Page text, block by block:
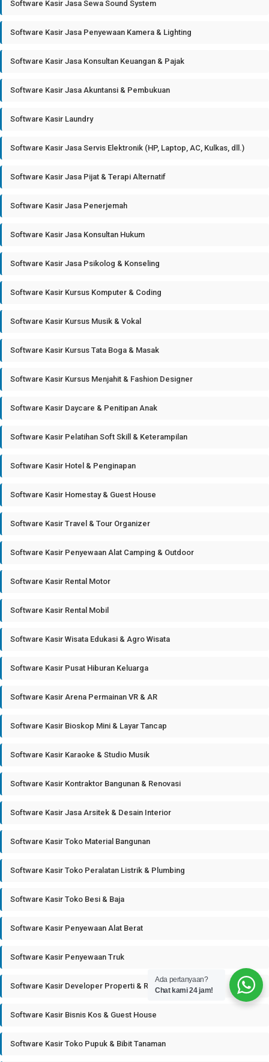
Software Kasir Jasa Sewa Sound System
Software Kasir Jasa Penyewaan Kamera & Lighting
Software Kasir Jasa Konsultan Keuangan & Pajak
Software Kasir Jasa Akuntansi & Pembukuan
Software Kasir Laundry
Software Kasir Jasa Servis Elektronik (HP, Laptop, AC, Kulkas, dll.)
Software Kasir Jasa Pijat & Terapi Alternatif
Software Kasir Jasa Penerjemah
Software Kasir Jasa Konsultan Hukum
Software Kasir Jasa Psikolog & Konseling
Software Kasir Kursus Komputer & Coding
Software Kasir Kursus Musik & Vokal
Software Kasir Kursus Tata Boga & Masak
Software Kasir Kursus Menjahit & Fashion Designer
Software Kasir Daycare & Penitipan Anak
Software Kasir Pelatihan Soft Skill & Keterampilan
Software Kasir Hotel & Penginapan
Software Kasir Homestay & Guest House
Software Kasir Travel & Tour Organizer
Software Kasir Penyewaan Alat Camping & Outdoor
Software Kasir Rental Motor
Software Kasir Rental Mobil
Software Kasir Wisata Edukasi & Agro Wisata
Software Kasir Pusat Hiburan Keluarga
Software Kasir Arena Permainan VR & AR
Software Kasir Bioskop Mini & Layar Tancap
Software Kasir Karaoke & Studio Musik
Software Kasir Kontraktor Bangunan & Renovasi
Software Kasir Jasa Arsitek & Desain Interior
Software Kasir Toko Material Bangunan
Software Kasir Toko Peralatan Listrik & Plumbing
Software Kasir Toko Besi & Baja
Software Kasir Penyewaan Alat Berat
Software Kasir Penyewaan Truk
Software Kasir Developer Properti & Real Estate
Software Kasir Bisnis Kos & Guest House
Software Kasir Toko Pupuk & Bibit Tanaman
Ada pertanyaan?
Chat kami 24 jam!